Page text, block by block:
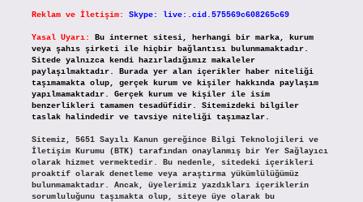
Reklam ve İletişim: Skype: live:.cid.575569c608265c69
Yasal Uyarı:
Bu internet sitesi, herhangi bir marka, kurum
veya şahıs şirketi ile hiçbir bağlantısı bulunmamaktadır.
Sitede yalnızca kendi hazırladığımız makaleler
paylaşılmaktadır. Burada yer alan içerikler haber niteliği
taşımamakta olup, gerçek kurum ve kişiler hakkında paylaşım
yapılmamaktadır. Gerçek kurum ve kişiler ile isim
benzerlikleri tamamen tesadüfidir. Sitemizdeki bilgiler
taslak halindedir ve tavsiye niteliği taşımazlar.
Sitemiz, 5651 Sayılı Kanun gereğince Bilgi Teknolojileri ve
İletişim Kurumu (BTK) tarafından onaylanmış bir Yer Sağlayıcı
olarak hizmet vermektedir. Bu nedenle, sitedeki içerikleri
proaktif olarak denetleme veya araştırma yükümlülüğümüz
bulunmamaktadır. Ancak, üyelerimiz yazdıkları içeriklerin
sorumluluğunu taşımakta olup, siteye üye olarak bu